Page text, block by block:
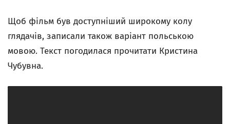
Щоб фільм був доступніший широкому колу
глядачів, записали також варіант польською
мовою. Текст погодилася прочитати Кристина
Чубувна.